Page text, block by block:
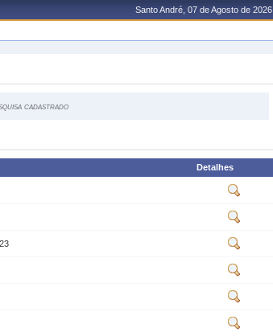
Santo André, 07 de Agosto de 2026
cadastrado
Detalhes